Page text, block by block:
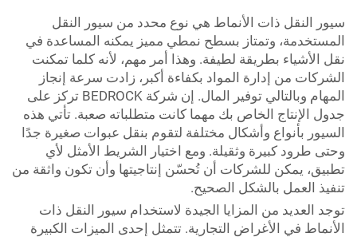
سيور النقل ذات الأنماط هي نوع محدد من سيور النقل
المستخدمة، وتمتاز بسطح نمطي مميز يمكنه المساعدة في
نقل الأشياء بطريقة لطيفة. وهذا أمر مهم، لأنه كلما تمكنت
الشركات من إدارة المواد بكفاءة أكبر، زادت سرعة إنجاز
المهام وبالتالي توفير المال. إن شركة BEDROCK تركز على
جدول الإنتاج الخاص بك مهما كانت متطلباته صعبة. تأتي هذه
السيور بأنواع وأشكال مختلفة لتقوم بنقل عبوات صغيرة جدًا
وحتى طرود كبيرة وثقيلة. ومع اختيار الشريط الأمثل لأي
تطبيق، يمكن للشركات أن تُحسّن إنتاجيتها وأن تكون واثقة من
تنفيذ العمل بالشكل الصحيح.
توجد العديد من المزايا الجيدة لاستخدام سيور النقل ذات
الأنماط في الأغراض التجارية. تتمثل إحدى الميزات الكبيرة